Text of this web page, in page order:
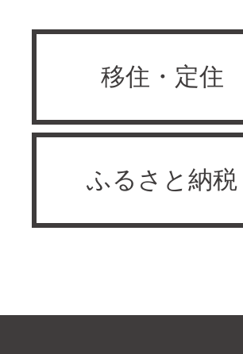
移住・定住
ふるさと納税